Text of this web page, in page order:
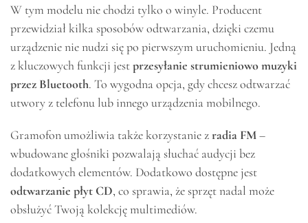
W tym modelu nie chodzi tylko o winyle. Producent
przewidział kilka sposobów odtwarzania, dzięki czemu
urządzenie nie nudzi się po pierwszym uruchomieniu. Jedną
z kluczowych funkcji jestprzesyłanie strumieniowo muzyki
przez Bluetooth. To wygodna opcja, gdy chcesz odtwarzać
utwory z telefonu lub innego urządzenia mobilnego.
Gramofon umożliwia także korzystanie zradia FM–
wbudowane głośniki pozwalają słuchać audycji bez
dodatkowych elementów. Dodatkowo dostępne jest
odtwarzanie płyt CD, co sprawia, że sprzęt nadal może
obsłużyć Twoją kolekcję multimediów.